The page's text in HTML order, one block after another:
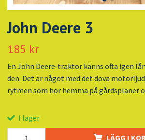
John Deere 3
185 kr
En John Deere‑traktor känns ofta igen
den. Det är något med det dova
rytmen som hör hemma på gårdsplaner
I lager
LÄGG I